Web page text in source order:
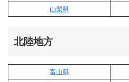
山梨県
北陸地方
富山県